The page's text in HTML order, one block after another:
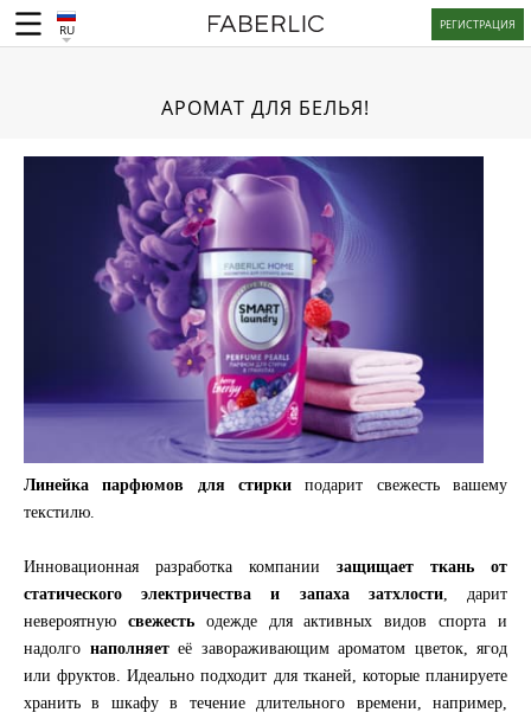
RU РЕГИСТРАЦИЯ
АРОМАТ ДЛЯ БЕЛЬЯ!
Линейка парфюмов для стирки подарит свежесть вашему
текстилю.
Инновационная разработка компании защищает ткань от
статического электричества и запаха затхлости, дарит
невероятную свежестьодежде для активных видов спорта и
надолго наполняетеё завораживающим ароматом цветок, ягод
или фруктов. Идеально подходит для тканей, которые планируете
хранить в шкафу в течение длительного времени, например,